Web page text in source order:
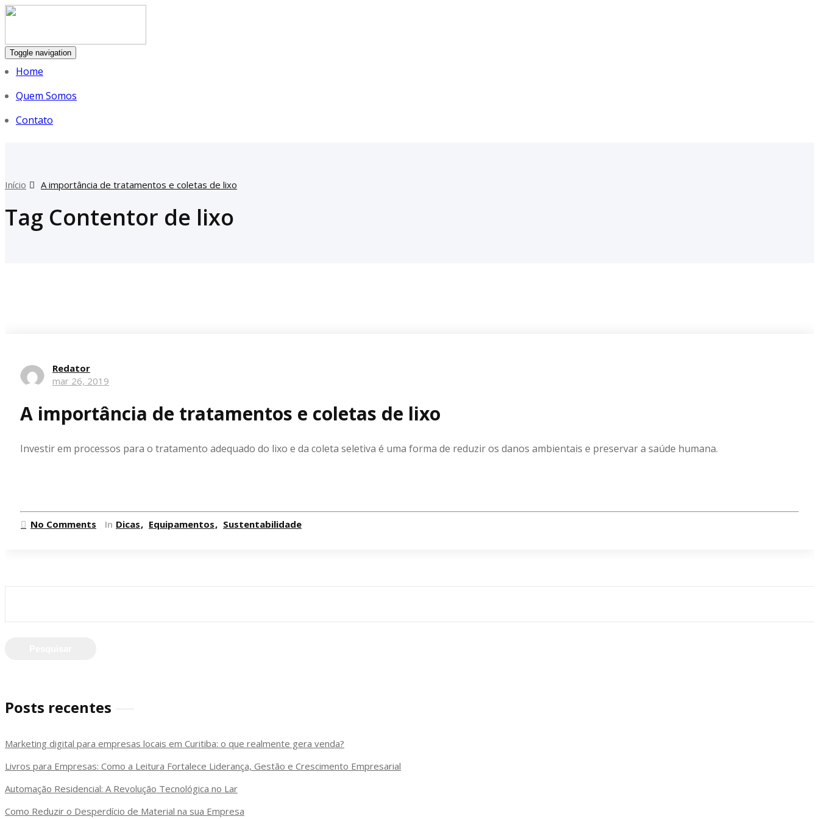
Toggle navigation
Home
Quem Somos
Contato
Início A importância de tratamentos e coletas de lixo
Tag Contentor de lixo
Redator
mar 26, 2019
A importância de tratamentos e coletas de lixo
Investir em processos para o tratamento adequado do lixo e da coleta seletiva é uma forma de reduzir os danos ambientais e preservar a saúde humana.
No Comments In Dicas Equipamentos Sustentabilidade
Posts recentes
Marketing digital para empresas locais em Curitiba: o que realmente gera venda?
Livros para Empresas: Como a Leitura Fortalece Liderança, Gestão e Crescimento Empresarial
Automação Residencial: A Revolução Tecnológica no Lar
Como Reduzir o Desperdício de Material na sua Empresa